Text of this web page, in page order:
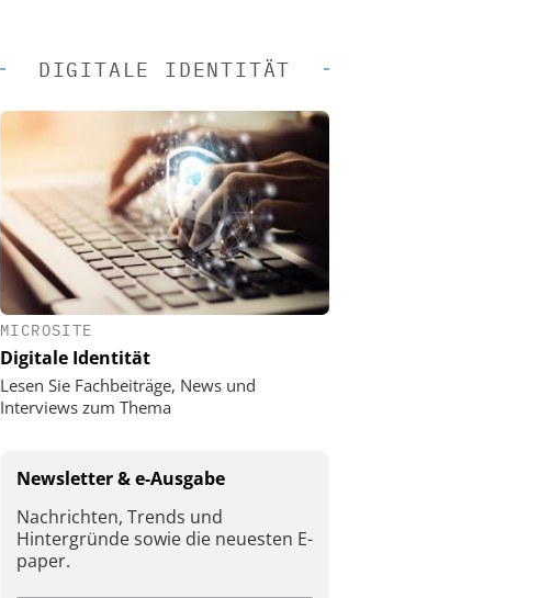
DIGITALE IDENTITÄT
MICROSITE
Digitale Identität
Lesen Sie Fachbeiträge, News und
Interviews zum Thema
Newsletter & e-Ausgabe
Nachrichten, Trends und
Hintergründe sowie die neuesten E-
paper.